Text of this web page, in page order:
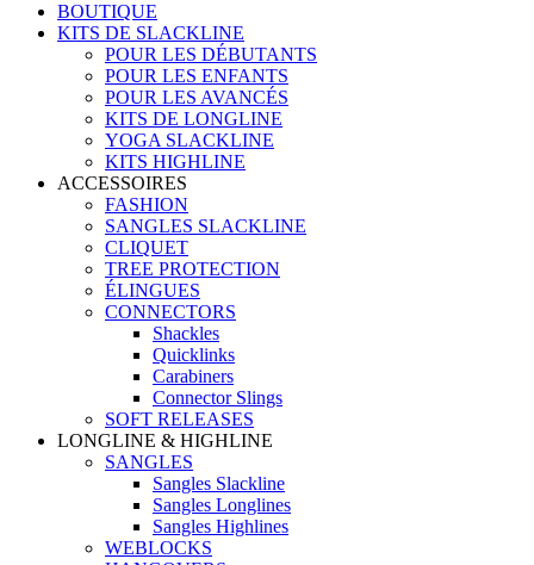
BOUTIQUE
KITS DE SLACKLINE
POUR LES DÉBUTANTS
POUR LES ENFANTS
POUR LES AVANCÉS
KITS DE LONGLINE
YOGA SLACKLINE
KITS HIGHLINE
ACCESSOIRES
FASHION
SANGLES SLACKLINE
CLIQUET
TREE PROTECTION
ÉLINGUES
CONNECTORS
Shackles
Quicklinks
Carabiners
Connector Slings
SOFT RELEASES
LONGLINE & HIGHLINE
SANGLES
Sangles Slackline
Sangles Longlines
Sangles Highlines
WEBLOCKS